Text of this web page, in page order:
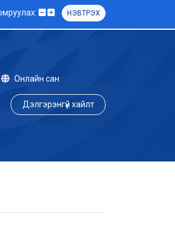
НЭВТРЭХ
Онлайн сан
Дэлгэрэнгүй хайлт